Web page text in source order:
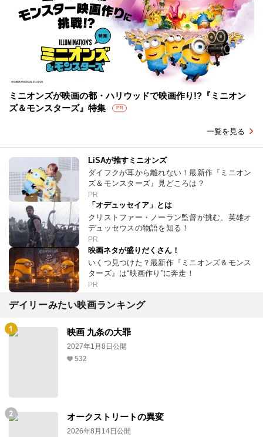
ミニオンズが映画の都・ハリウッドで映画作り!?『ミニオン
ズ＆モンスターズ』特集
PR
一覧を見る
LiSAが推すミニオンズ
ダイフクが耳から離れない！最新作『ミニオン
ズ＆モンスターズ』見どころは？
PR
「オデュッセイア」とは
クリストファー・ノーラン監督が挑む、英雄オ
デュッセウスの物語を知る！
PR
映画ネタが盛りだくさん！
いくつ見つけた？最新作『ミニオンズ＆モンス
ターズ』は“映画作り”に奔走！
PR
デイリーみたい映画ランキング
映画 九条の大罪
2027年1月8日公開
532
オークストリートの異変
2026年8月14日公開